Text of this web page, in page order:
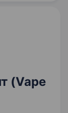
(Vape